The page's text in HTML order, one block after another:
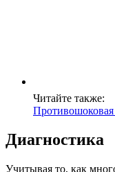
Читайте также:
Противошоковая
Диагностика
Учитывая то, как